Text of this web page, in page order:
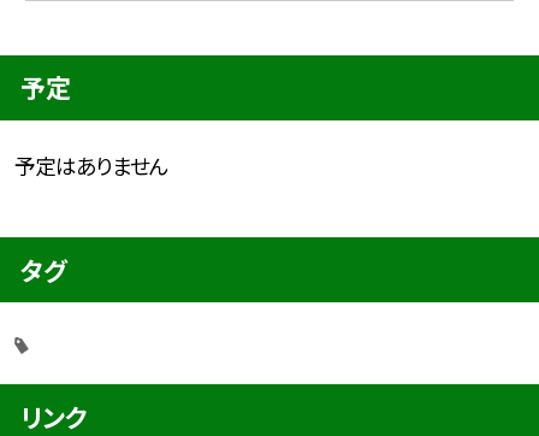
予定
予定はありません
タグ
リンク